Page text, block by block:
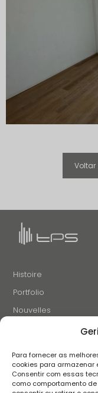
Para fornecer as
cookies para
Consentir com essas
como comportamento
Voltar
Histoire
Portfolio
Nouvelles
Projets et Initiatives
Contacts